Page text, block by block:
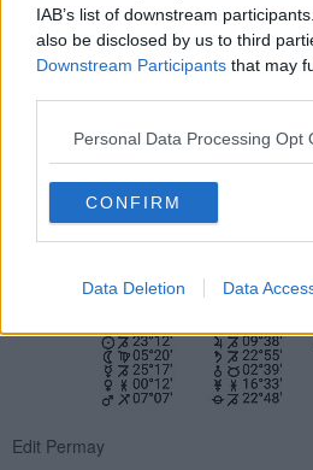
IAB’s list of downstream
also be disclosed by us to third
Downstream Participants that may
Personal Data Processing Opt
CONFIRM
Data Deletion Data
Edit Permay